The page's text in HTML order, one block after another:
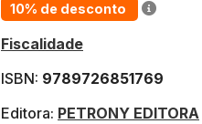
10% de desconto
Fiscalidade
ISBN: 9789726851769
Editora: PETRONY EDITORA